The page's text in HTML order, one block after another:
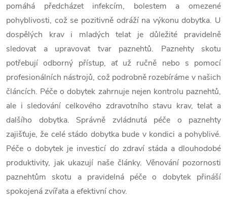
pomáhá předcházet infekcím, bolestem a omezené
pohyblivosti, což se pozitivně odráží na výkonu dobytka. U
dospělých krav i mladých telat je důležité pravidelně
sledovat a upravovat tvar paznehtů. Paznehty skotu
potřebují odborný přístup, ať už ručně nebo s pomocí
profesionálních nástrojů, což podrobně rozebíráme v našich
článcích. Péče o dobytek zahrnuje nejen kontrolu paznehtů,
ale i sledování celkového zdravotního stavu krav, telat a
dalšího dobytka. Správně zvládnutá péče o paznehty
zajišťuje, že celé stádo dobytka bude v kondici a pohyblivé.
Péče o dobytek je investicí do zdraví stáda a dlouhodobé
produktivity, jak ukazují naše články. Věnování pozornosti
paznehtům skotu a pravidelná péče o dobytek přináší
spokojená zvířata a efektivní chov.